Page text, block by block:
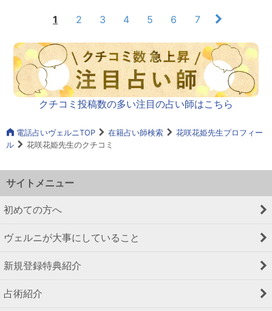
1 2 3 4 5 6 7
クチコミ投稿数の多い注目の占い師はこちら
電話占いヴェルニTOP 在籍占い師検索
花咲花姫先生プロフィー
ル
花咲花姫先生のクチコミ
サイトメニュー
初めての方へ
ヴェルニが大事にしていること
新規登録特典紹介
占術紹介